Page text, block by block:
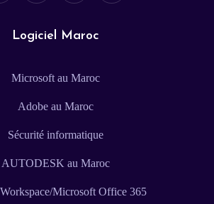
Logiciel Maroc
Microsoft au Maroc
Adobe au Maroc
Sécurité informatique
AUTODESK au Maroc
Microsoft Office 365